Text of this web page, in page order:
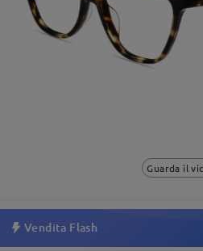
Guarda il
Vendita Flash